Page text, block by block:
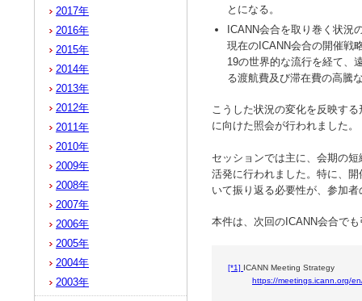
とになる。
ICANN会合を取り巻く状況
現在のICANN会合の開催戦
19の世界的な流行を経て、
る渡航費及び滞在費の高騰
こうした状況の変化を反映す
に向けた照会が行われました。
セッションでは主に、会期の
活発に行われました。特に、
いて振り返る必要性が、参加
本件は、次回のICANN会合で
[*1]
ICANN Meeting Strategy
https://meetings.icann.org/
2017年
2016年
2015年
2014年
2013年
2012年
2011年
2010年
2009年
2008年
2007年
2006年
2005年
2004年
2003年